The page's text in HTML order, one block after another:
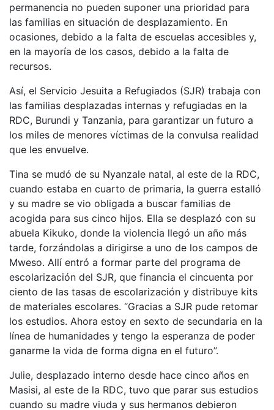
permanencia no pueden suponer una prioridad para
las familias en situación de desplazamiento. En
ocasiones, debido a la falta de escuelas accesibles y,
en la mayoría de los casos, debido a la falta de
recursos.
Así, el Servicio Jesuita a Refugiados (SJR) trabaja con
las familias desplazadas internas y refugiadas en la
RDC, Burundi y Tanzania, para garantizar un futuro a
los miles de menores víctimas de la convulsa realidad
que les envuelve.
Tina se mudó de su Nyanzale natal, al este de la RDC,
cuando estaba en cuarto de primaria, la guerra estalló
y su madre se vio obligada a buscar familias de
acogida para sus cinco hijos. Ella se desplazó con su
abuela Kikuko, donde la violencia llegó un año más
tarde, forzándolas a dirigirse a uno de los campos de
Mweso. Allí entró a formar parte del programa de
escolarización del SJR, que financia el cincuenta por
ciento de las tasas de escolarización y distribuye kits
de materiales escolares. “Gracias a SJR pude retomar
los estudios. Ahora estoy en sexto de secundaria en la
línea de humanidades y tengo la esperanza de poder
ganarme la vida de forma digna en el futuro”.
Julie, desplazado interno desde hace cinco años en
Masisi, al este de la RDC, tuvo que parar sus estudios
cuando su madre viuda y sus hermanos debieron